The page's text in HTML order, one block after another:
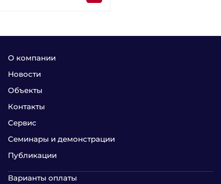
О компании
Новости
Объекты
Контакты
Сервис
Семинары и демонстрации
Публикации
Варианты оплаты